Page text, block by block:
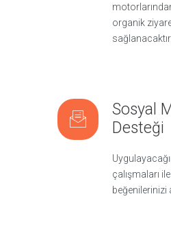
organik
sağlanacaktır.
Sosyal
Desteği
çalışmaları
beğenilerinizi